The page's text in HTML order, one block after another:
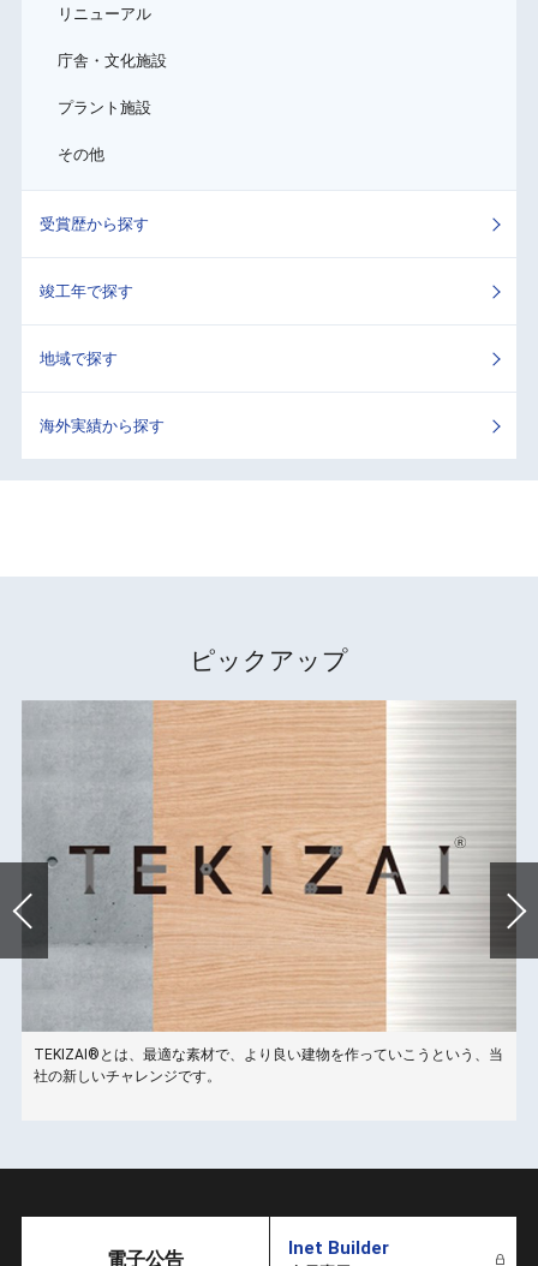
リニューアル
庁舎・文化施設
プラント施設
その他
受賞歴から探す
竣工年で探す
地域で探す
海外実績から探す
ピックアップ
TEKIZAI®とは、最適な素材で、より良い建物を作っていこうという、当
社の新しいチャレンジです。
電子公告 Inet Builder